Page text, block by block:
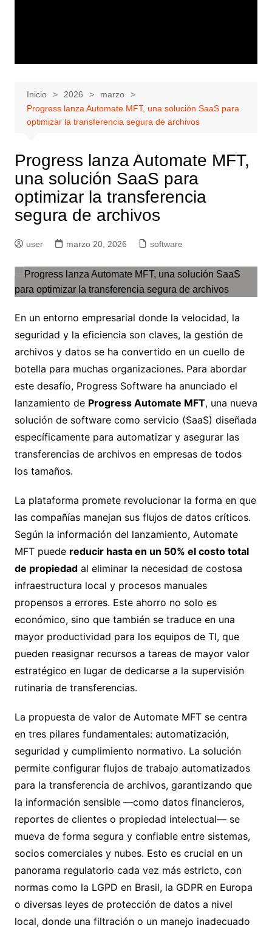
Inicio 2026
marzo
Progress lanza Automate MFT, una solución SaaS para
optimizar la transferencia segura de archivos
Progress lanza Automate MFT,
una solución SaaS para
optimizar la transferencia
segura de archivos
user marzo 20, 2026 software
En un entorno empresarial donde la velocidad, la
seguridad y la eficiencia son claves, la gestión de
archivos y datos se ha convertido en un cuello de
botella para muchas organizaciones. Para abordar
este desafío, Progress Software ha anunciado el
lanzamiento de Progress Automate MFT, una nueva
solución de software como servicio (SaaS) diseñada
específicamente para automatizar y asegurar las
transferencias de archivos en empresas de todos
los tamaños.
La plataforma promete revolucionar la forma en que
las compañías manejan sus flujos de datos críticos.
Según la información del lanzamiento, Automate
MFT puede reducir hasta en un 50% el costo total
de propiedadal eliminar la necesidad de costosa
infraestructura local y procesos manuales
propensos a errores. Este ahorro no solo es
económico, sino que también se traduce en una
mayor productividad para los equipos de TI, que
pueden reasignar recursos a tareas de mayor valor
estratégico en lugar de dedicarse a la supervisión
rutinaria de transferencias.
La propuesta de valor de Automate MFT se centra
en tres pilares fundamentales: automatización,
seguridad y cumplimiento normativo. La solución
permite configurar flujos de trabajo automatizados
para la transferencia de archivos, garantizando que
la información sensible —como datos financieros,
reportes de clientes o propiedad intelectual— se
mueva de forma segura y confiable entre sistemas,
socios comerciales y nubes. Esto es crucial en un
panorama regulatorio cada vez más estricto, con
normas como la LGPD en Brasil, la GDPR en Europa
o diversas leyes de protección de datos a nivel
local, donde una filtración o un manejo inadecuado